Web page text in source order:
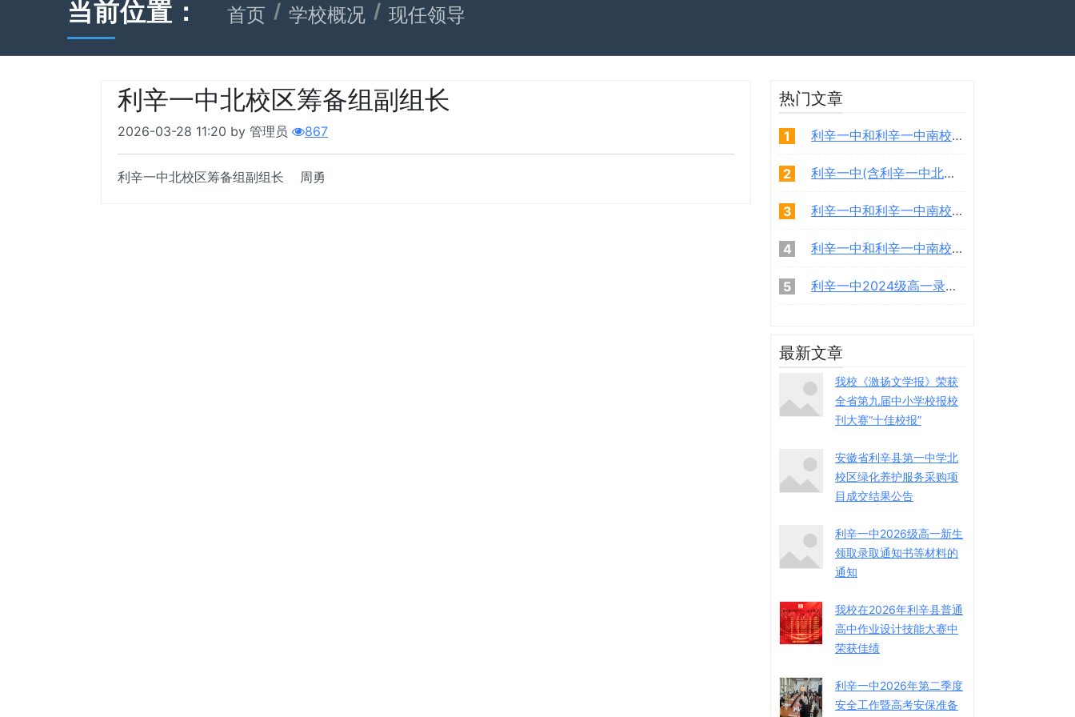
当前位置： 首页 学校概况 现任领导
利辛一中北校区筹备组副组长
2026-03-28 11:20 by 管理员 867
利辛一中北校区筹备组副组长 周勇
热门文章
1 利辛一中和利辛一中南校2021级（新高一）预录取学生名单
2 利辛一中(含利辛一中北校区）2023级高一录取学生名单
3 利辛一中和利辛一中南校2021级高一新生入学须知
4 利辛一中和利辛一中南校2022年高中招生录取名单
5 利辛一中2024级高一录取名单
最新文章
我校《激扬文学报》荣获
全省第九届中小学校报校
刊大赛“十佳校报”
安徽省利辛县第一中学北
校区绿化养护服务采购项
目成交结果公告
利辛一中2026级高一新生
领取录取通知书等材料的
通知
我校在2026年利辛县普通
高中作业设计技能大赛中
荣获佳绩
利辛一中2026年第二季度
安全工作暨高考安保准备